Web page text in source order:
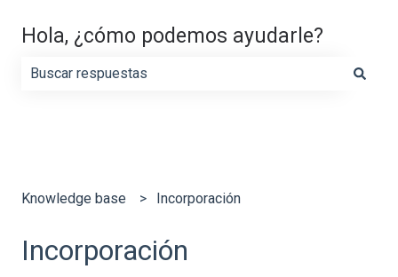
Hola, ¿cómo podemos ayudarle?
Knowledge base Incorporación
Incorporación